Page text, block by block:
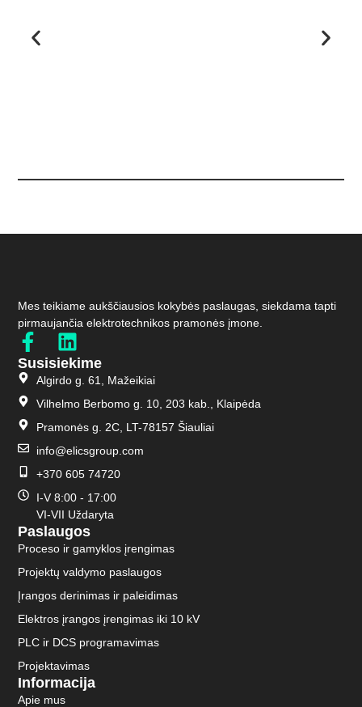
Mes teikiame aukščiausios kokybės paslaugas, siekdama tapti
pirmaujančia elektrotechnikos pramonės įmone.
Paslaugos
Proceso ir gamyklos įrengimas
Projektų valdymo paslaugos
Įrangos derinimas ir paleidimas
Elektros įrangos įrengimas iki 10 kV
PLC ir DCS programavimas
Projektavimas
Informacija
Apie mus
Susisiekime
Algirdo g. 61, Mažeikiai
Vilhelmo Berbomo g. 10, 203 kab., Klaipėda
Pramonės g. 2C, LT-78157 Šiauliai
info@elicsgroup.com
+370 605 74720
I-V 8:00 - 17:00
VI-VII Uždaryta